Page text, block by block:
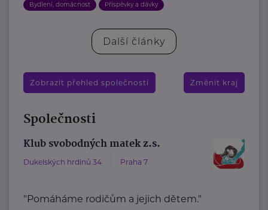
Bydlení, domácnost Příspěvky a dávky
Další články
Zobrazit přehled společností Změnit kraj
Společnosti
Klub svobodných matek z.s.
Dukelských hrdinů 34 Praha 7
"Pomáháme rodičům a jejich dětem."